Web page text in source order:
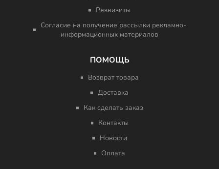
Реквизиты
Согласие на получение рассылки рекламно-
информационных материалов
ПОМОЩЬ
Возврат товара
Доставка
Как сделать заказ
Контакты
Новости
Оплата